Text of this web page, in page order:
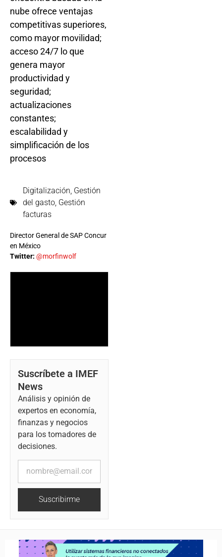
nube ofrece ventajas
competitivas superiores,
como mayor movilidad;
acceso 24/7 lo que
genera mayor
productividad y
seguridad;
actualizaciones
constantes;
escalabilidad y
simplificación de los
procesos
Digitalización, Gestión
del gasto, Gestión
facturas
Director General de SAP Concur
en México
Twitter: @morfinwolf
Suscríbete a IMEF
News
Análisis y opinión de
expertos en economía,
finanzas y negocios
para los tomadores de
decisiones.
Suscribirme